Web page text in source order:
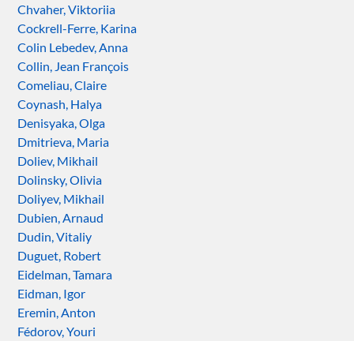
Chvaher, Viktoriia
Cockrell-Ferre, Karina
Colin Lebedev, Anna
Collin, Jean François
Comeliau, Claire
Coynash, Halya
Denisyaka, Olga
Dmitrieva, Maria
Doliev, Mikhail
Dolinsky, Olivia
Doliyev, Mikhail
Dubien, Arnaud
Dudin, Vitaliy
Duguet, Robert
Eidelman, Tamara
Eidman, Igor
Eremin, Anton
Fédorov, Youri